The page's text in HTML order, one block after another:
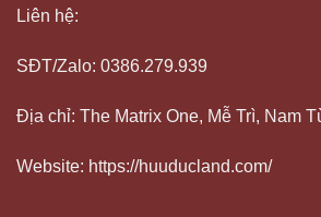
Liên hệ:
SĐT/Zalo: 0386.279.939
Địa chỉ: The Matrix One, Mễ Trì, Nam
Website: https://huuducland.com/